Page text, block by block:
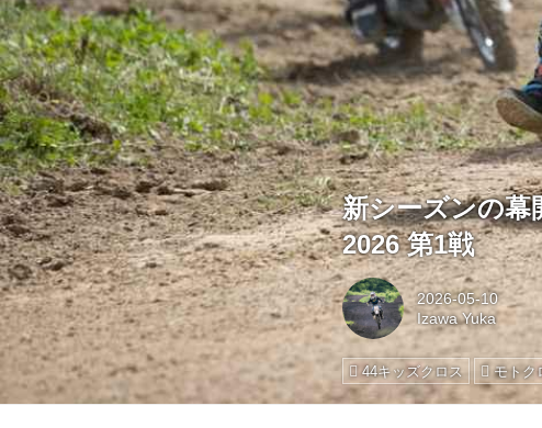
新シーズンの幕
2026 第1戦
2026-05-10
Izawa Yuka
44キッズクロス モトク